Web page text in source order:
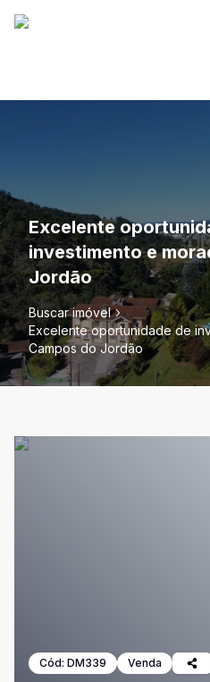
Excelente
investimento e
Jordão
Buscar imóvel
Excelente oportunidade de
Campos do Jordão
Cód: DM339 Venda